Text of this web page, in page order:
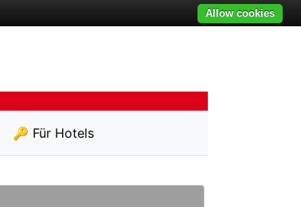
🔑 Für Hotels
Allow cookies